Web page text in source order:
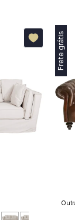
Frete grátis